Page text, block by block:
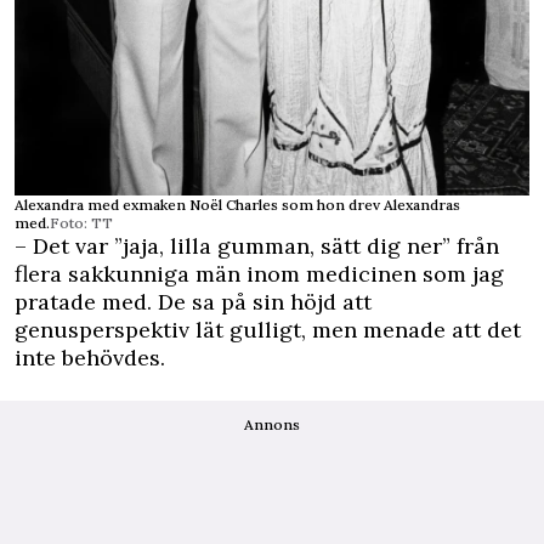
Alexandra med exmaken Noël Charles som hon drev Alexandras
med.Foto: TT
– Det var ”jaja, lilla gumman, sätt dig ner” från
flera sakkunniga män inom medicinen som jag
pratade med. De sa på sin höjd att
genusperspektiv lät gulligt, men menade att det
inte behövdes.
Annons